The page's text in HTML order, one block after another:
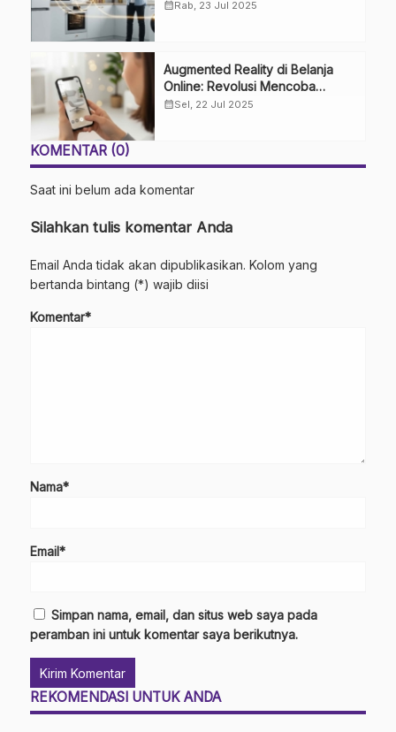
Dalam Rumah Anda
calendar_monthRab, 23 Jul 2025
Augmented Reality di Belanja
Online: Revolusi Mencoba
Produk dari Kenyamanan Rumah
calendar_monthSel, 22 Jul 2025
KOMENTAR (0)
Saat ini belum ada komentar
Silahkan tulis komentar Anda
Email Anda tidak akan dipublikasikan. Kolom yang
bertanda bintang (*) wajib diisi
Komentar*
Nama*
Email*
Simpan nama, email, dan situs web saya pada
peramban ini untuk komentar saya berikutnya.
REKOMENDASI UNTUK ANDA